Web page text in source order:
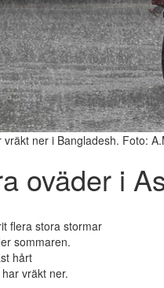
vräkt ner i Bangladesh. Foto:
oväder i
flera stora stormar
sommaren.
hårt
vräkt ner.